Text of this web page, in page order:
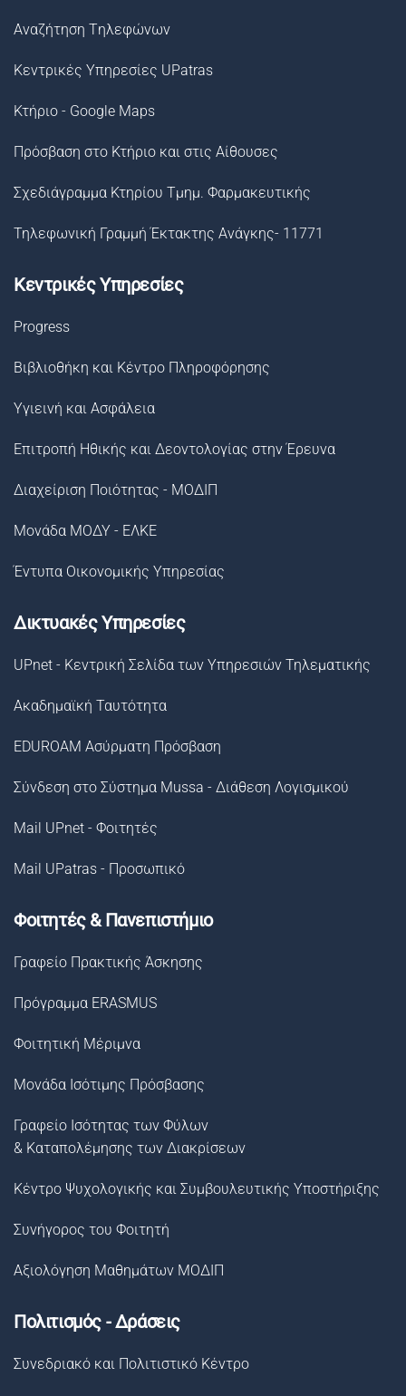
Αναζήτηση Tηλεφώνων
Κεντρικές Υπηρεσίες UPatras
Κτήριο - Google Maps
Πρόσβαση στο Κτήριο και στις Αίθουσες
Σχεδιάγραμμα Κτηρίου Τμημ. Φαρμακευτικής
Τηλεφωνική Γραμμή Έκτακτης Ανάγκης- 11771
Κεντρικές Υπηρεσίες
Progress
Βιβλιοθήκη και Κέντρο Πληροφόρησης
Υγιεινή και Ασφάλεια
Επιτροπή Ηθικής και Δεοντολογίας στην Έρευνα
Διαχείριση Ποιότητας - ΜΟΔΙΠ
Μονάδα ΜΟΔΥ - ΕΛΚΕ
Έντυπα Οικονομικής Υπηρεσίας
Δικτυακές Υπηρεσίες
UPnet - Κεντρική Σελίδα των Υπηρεσιών Τηλεματικής
Ακαδημαϊκή Ταυτότητα
EDUROAM Ασύρματη Πρόσβαση
Σύνδεση στο Σύστημα Μussa - Διάθεση Λογισμικού
Mail UPnet - Φοιτητές
Mail UPatras - Προσωπικό
Φοιτητές & Πανεπιστήμιο
Γραφείο Πρακτικής Άσκησης
Πρόγραμμα ERASMUS
Φοιτητική Μέριμνα
Μονάδα Ισότιμης Πρόσβασης
Γραφείο Ισότητας των Φύλων
& Καταπολέμησης των Διακρίσεων
Κέντρο Ψυχολογικής και Συμβουλευτικής Υποστήριξης
Συνήγορος του Φοιτητή
Αξιολόγηση Μαθημάτων ΜΟΔΙΠ
Πολιτισμός - Δράσεις
Συνεδριακό και Πολιτιστικό Κέντρο